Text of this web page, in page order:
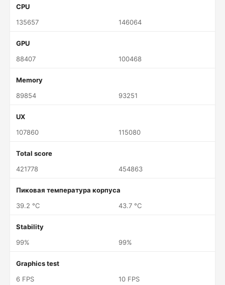
CPU
135657
146064
GPU
88407
100468
Memory
89854
93251
UX
107860
115080
Total score
421778
454863
Пиковая температура корпуса
39.2 °C
43.7 °C
Stability
99%
99%
Graphics test
6 FPS
10 FPS